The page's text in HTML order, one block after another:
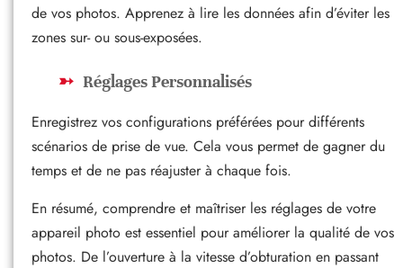
de vos photos. Apprenez à lire les données afin d’éviter les
zones sur- ou sous-exposées.
Réglages Personnalisés
Enregistrez vos configurations préférées pour différents
scénarios de prise de vue. Cela vous permet de gagner du
temps et de ne pas réajuster à chaque fois.
En résumé, comprendre et maîtriser les réglages de votre
appareil photo est essentiel pour améliorer la qualité de vos
photos. De l’ouverture à la vitesse d’obturation en passant